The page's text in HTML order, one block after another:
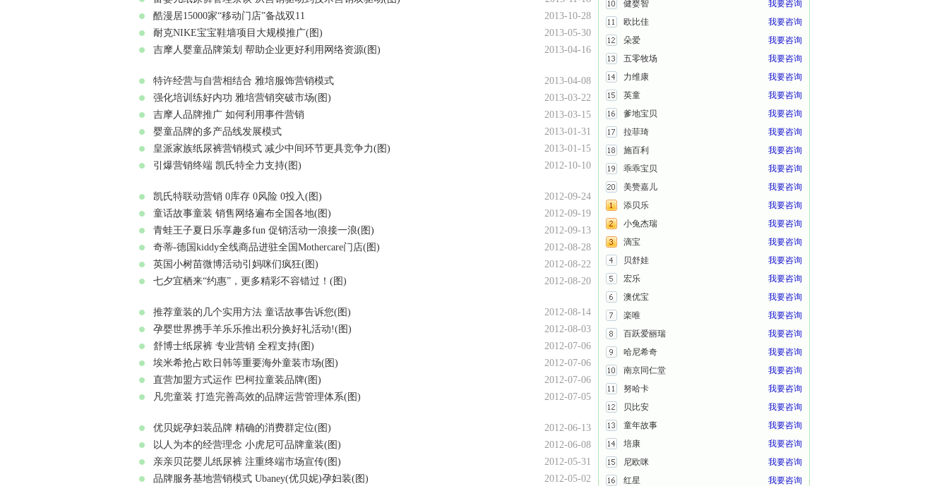
酷漫居15000家“移动门店”备战双11
2013-10-28
耐克NIKE宝宝鞋墙项目大规模推广(图)
2013-05-30
吉摩人婴童品牌策划 帮助企业更好利用网络资源(图)
2013-04-16
特许经营与自营相结合 雅培服饰营销模式
2013-04-08
强化培训练好内功 雅培营销突破市场(图)
2013-03-22
吉摩人品牌推广 如何利用事件营销
2013-03-15
婴童品牌的多产品线发展模式
2013-01-31
皇派家族纸尿裤营销模式 减少中间环节更具竞争力(图)
2013-01-15
引爆营销终端 凯氏特全力支持(图)
2012-10-10
凯氏特联动营销 0库存 0风险 0投入(图)
2012-09-24
童话故事童装 销售网络遍布全国各地(图)
2012-09-19
青蛙王子夏日乐享趣多fun 促销活动一浪接一浪(图)
2012-09-13
奇蒂-德国kiddy全线商品进驻全国Mothercare门店(图)
2012-08-28
英国小树苗微博活动引妈咪们疯狂(图)
2012-08-22
七夕宜栖来“约惠”，更多精彩不容错过！(图)
2012-08-20
推荐童装的几个实用方法 童话故事告诉您(图)
2012-08-14
孕婴世界携手羊乐乐推出积分换好礼活动!(图)
2012-08-03
舒博士纸尿裤 专业营销 全程支持(图)
2012-07-06
埃米希抢占欧日韩等重要海外童装市场(图)
2012-07-06
直营加盟方式运作 巴柯拉童装品牌(图)
2012-07-06
凡兜童装 打造完善高效的品牌运营管理体系(图)
2012-07-05
优贝妮孕妇装品牌 精确的消费群定位(图)
2012-06-13
以人为本的经营理念 小虎尼可品牌童装(图)
2012-06-08
亲亲贝芘婴儿纸尿裤 注重终端市场宣传(图)
2012-05-31
品牌服务基地营销模式 Ubaney(优贝妮)孕妇装(图)
2012-05-02
我要咨询
健婴智
我要咨询
欧比佳
我要咨询
朵爱
我要咨询
五零牧场
我要咨询
力维康
我要咨询
英童
我要咨询
爹地宝贝
我要咨询
拉菲琦
我要咨询
施百利
我要咨询
乖乖宝贝
我要咨询
美赞嘉儿
我要咨询
添贝乐
我要咨询
小兔杰瑞
我要咨询
滴宝
我要咨询
贝舒娃
我要咨询
宏乐
我要咨询
澳优宝
我要咨询
楽唯
我要咨询
百跃爱丽瑞
我要咨询
哈尼希奇
我要咨询
南京同仁堂
我要咨询
努哈卡
我要咨询
贝比安
我要咨询
童年故事
我要咨询
培康
我要咨询
尼欧咪
我要咨询
红星